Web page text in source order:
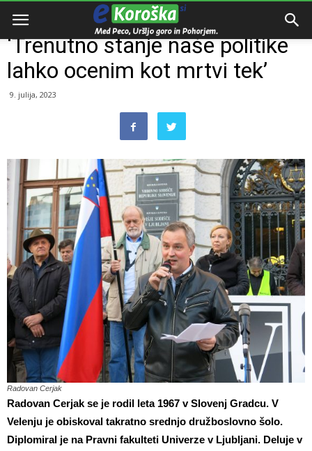
Domov
‘Trenutno stanje naše politike
lahko ocenim kot mrtvi tek’
9. julija, 2023
Radovan Cerjak
Radovan Cerjak se je rodil leta 1967 v Slovenj Gradcu. V
Velenju je obiskoval takratno srednjo družboslovno šolo.
Diplomiral je na Pravni fakulteti Univerze v Ljubljani. Deluje v